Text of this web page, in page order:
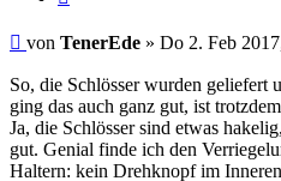
Beitrag
von TenerEde » Do 2. Feb
So, die Schlösser wurden geliefert
ging das auch ganz gut, ist
Ja, die Schlösser sind etwas
gut. Genial finde ich den
Haltern: kein Drehknopf im